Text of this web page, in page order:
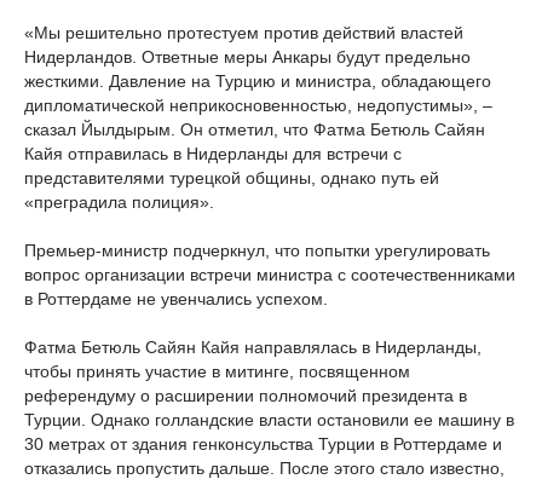
«Мы решительно протестуем против действий властей
Нидерландов. Ответные меры Анкары будут предельно
жесткими. Давление на Турцию и министра, обладающего
дипломатической неприкосновенностью, недопустимы», –
сказал Йылдырым. Он отметил, что Фатма Бетюль Сайян
Кайя отправилась в Нидерланды для встречи с
представителями турецкой общины, однако путь ей
«преградила полиция».
Премьер-министр подчеркнул, что попытки урегулировать
вопрос организации встречи министра с соотечественниками
в Роттердаме не увенчались успехом.
Фатма Бетюль Сайян Кайя направлялась в Нидерланды,
чтобы принять участие в митинге, посвященном
референдуму о расширении полномочий президента в
Турции. Однако голландские власти остановили ее машину в
30 метрах от здания генконсульства Турции в Роттердаме и
отказались пропустить дальше. После этого стало известно,